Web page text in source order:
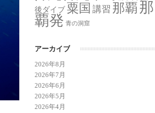
後ダイブ 粟国 講習 那覇 那
覇発 青の洞窟
アーカイブ
2026年8月
2026年7月
2026年6月
2026年5月
2026年4月